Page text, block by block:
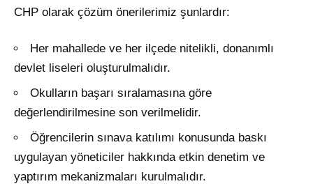
CHP olarak çözüm önerilerimiz şunlardır:
Her mahallede ve her ilçede nitelikli, donanımlı
devlet liseleri oluşturulmalıdır.
Okulların başarı sıralamasına göre
değerlendirilmesine son verilmelidir.
Öğrencilerin sınava katılımı konusunda baskı
uygulayan yöneticiler hakkında etkin denetim ve
yaptırım mekanizmaları kurulmalıdır.